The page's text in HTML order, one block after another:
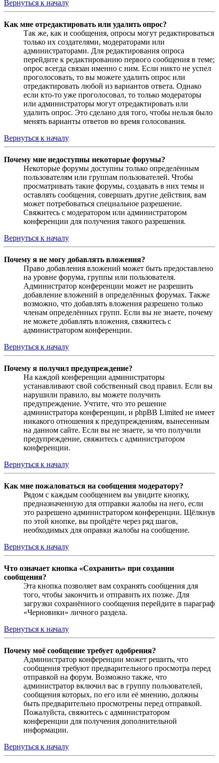
Вернуться к началу
Как мне отредактировать или удалить опрос?
Так же, как и сообщения, опросы могут редактироваться
только их создателями, модераторами или
администраторами. Для редактирования опроса
перейдите к редактированию первого сообщения в теме;
опрос всегда связан именно с ним. Если никто не успел
проголосовать, то вы можете удалить опрос или
отредактировать любой из вариантов ответа. Однако
если кто-то уже проголосовал, то только модераторы
или администраторы могут отредактировать или
удалить опрос. Это сделано для того, чтобы нельзя было
менять варианты ответов во время голосования.
Вернуться к началу
Почему мне недоступны некоторые форумы?
Некоторые форумы доступны только определённым
пользователям или группам пользователей. Чтобы
просматривать такие форумы, создавать в них темы и
оставлять сообщения, совершать другие действия, вам
может потребоваться специальное разрешение.
Свяжитесь с модератором или администратором
конференции для получения такого разрешения.
Вернуться к началу
Почему я не могу добавлять вложения?
Право добавления вложений может быть предоставлено
на уровне форума, группы или пользователя.
Администратор конференции может не разрешить
добавление вложений в определённых форумах. Также
возможно, что добавлять вложения разрешено только
членам определённых групп. Если вы не знаете, почему
не можете добавлять вложения, свяжитесь с
администратором конференции.
Вернуться к началу
Почему я получил предупреждение?
На каждой конференции администраторы
устанавливают свой собственный свод правил. Если вы
нарушили правило, вы можете получить
предупреждение. Учтите, что это решение
администратора конференции, и phpBB Limited не имеет
никакого отношения к предупреждениям, вынесенным
на данном сайте. Если вы не знаете, за что получили
предупреждение, свяжитесь с администратором
конференции.
Вернуться к началу
Как мне пожаловаться на сообщения модератору?
Рядом с каждым сообщением вы увидите кнопку,
предназначенную для отправки жалобы на него, если
это разрешено администратором конференции. Щёлкнув
по этой кнопке, вы пройдёте через ряд шагов,
необходимых для оправки жалобы на сообщение.
Вернуться к началу
Что означает кнопка «Сохранить» при создании
сообщения?
Эта кнопка позволяет вам сохранять сообщения для
того, чтобы закончить и отправить их позже. Для
загрузки сохранённого сообщения перейдите в параграф
«Черновики» личного раздела.
Вернуться к началу
Почему моё сообщение требует одобрения?
Администратор конференции может решить, что
сообщения требуют предварительного просмотра перед
отправкой на форум. Возможно также, что
администратор включил вас в группу пользователей,
сообщения которых, по его или её мнению, должны
быть предварительно просмотрены перед отправкой.
Пожалуйста, свяжитесь с администратором
конференции для получения дополнительной
информации.
Вернуться к началу